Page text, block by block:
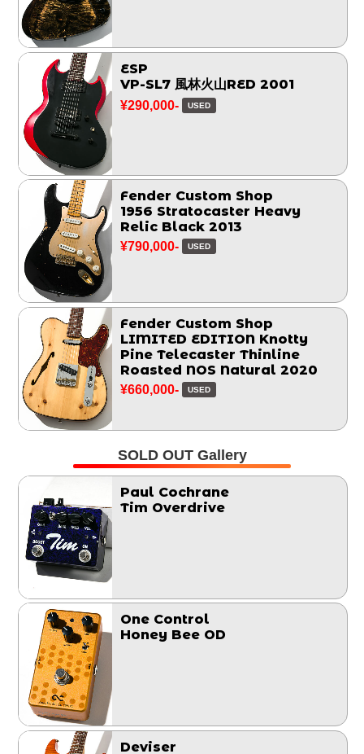
ESP
VP-SL7 風林火山RED 2001
¥290,000- USED
Fender Custom Shop
1956 Stratocaster Heavy
Relic Black 2013
¥790,000- USED
Fender Custom Shop
LIMITED EDITION Knotty
Pine Telecaster Thinline
Roasted NOS Natural 2020
¥660,000- USED
SOLD OUT Gallery
Paul Cochrane
Tim Overdrive
One Control
Honey Bee OD
Deviser